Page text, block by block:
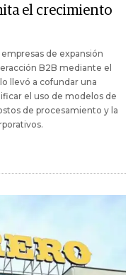
el crecimiento
de expansión
B2B mediante el
llevó a cofundar una
el uso de modelos de
de procesamiento y la